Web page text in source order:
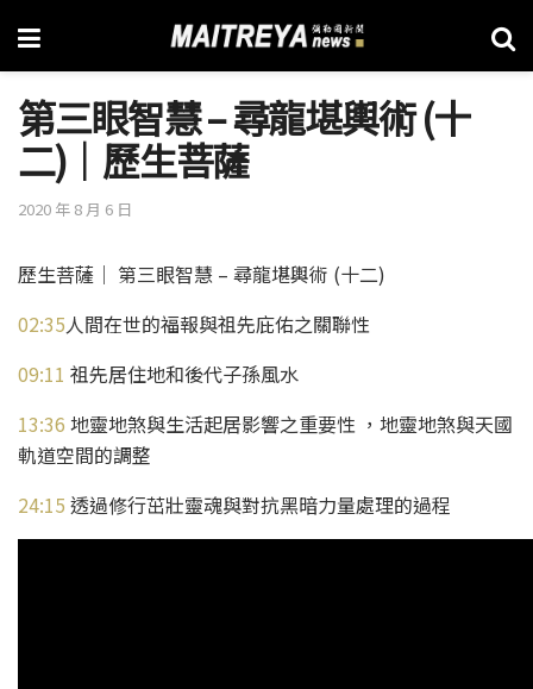
第三眼智慧 – 尋龍堪輿術 (十
二)│歷生菩薩
2020 年 8 月 6 日
歷生菩薩│ 第三眼智慧 – 尋龍堪輿術 (十二)
02:35人間在世的福報與祖先庇佑之關聯性
09:11 祖先居住地和後代子孫風水
13:36 地靈地煞與生活起居影響之重要性 ，地靈地煞與天國
軌道空間的調整
24:15 透過修行茁壯靈魂與對抗黑暗力量處理的過程